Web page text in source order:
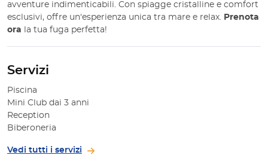
avventure indimenticabili. Con spiagge cristalline e comfort
esclusivi, offre un'esperienza unica tra mare e relax. Prenota
ora la tua fuga perfetta!
Servizi
Piscina
Mini Club dai 3 anni
Reception
Biberoneria
Vedi tutti i servizi